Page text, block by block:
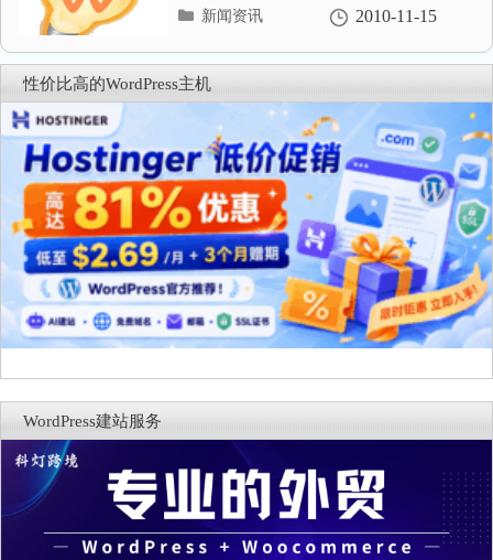
2010-11-15
分
录
新闻资讯
性价比高的WordPress主机
WordPress建站服务